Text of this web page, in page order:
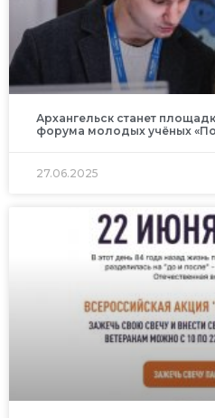
Архангельск станет
форума молодых учёных
27.06.2025